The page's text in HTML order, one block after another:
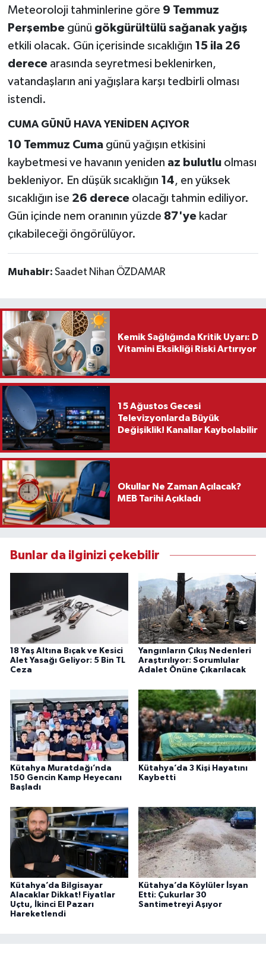
Meteoroloji tahminlerine göre 9 Temmuz
Perşembegünü gökgürültülü sağanak yağış
etkili olacak. Gün içerisinde sıcaklığın 15 ila 26
derecearasında seyretmesi beklenirken,
vatandaşların ani yağışlara karşı tedbirli olması
istendi.
CUMA GÜNÜ HAVA YENİDEN AÇIYOR
10 Temmuz Cumagünü yağışın etkisini
kaybetmesi ve havanın yeniden az bulutluolması
bekleniyor. En düşük sıcaklığın 14, en yüksek
sıcaklığın ise 26 dereceolacağı tahmin ediliyor.
Gün içinde nem oranının yüzde 87'yekadar
çıkabileceği öngörülüyor.
Muhabir: Saadet Nihan ÖZDAMAR
Kemik Sağlığında Kritik Uyarı: D
Vitamini Eksikliği Riski Artırıyor
15 Ağustos Gecesi
Televizyonlarda Büyük
Değişiklik! Kanallar Kaybolabilir
Okullar Ne Zaman Açılacak?
MEB Tarihi Açıkladı
Bunlar da ilginizi çekebilir
18 Yaş Altına Bıçak ve Kesici
Alet Yasağı Geliyor: 5 Bin TL
Ceza
Yangınların Çıkış Nedenleri
Araştırılıyor: Sorumlular
Adalet Önüne Çıkarılacak
Kütahya Muratdağı’nda
150 Gencin Kamp Heyecanı
Başladı
Kütahya’da 3 Kişi Hayatını
Kaybetti
Kütahya’da Bilgisayar
Alacaklar Dikkat! Fiyatlar
Uçtu, İkinci El Pazarı
Hareketlendi
Kütahya’da Köylüler İsyan
Etti: Çukurlar 30
Santimetreyi Aşıyor